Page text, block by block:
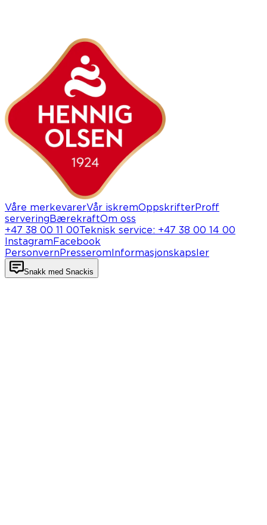
Våre merkevarerVår iskremOppskrifterProff
serveringBærekraftOm oss
+47 38 00 11 00Teknisk service: +47 38 00 14 00
InstagramFacebook
PersonvernPresseromInformasjonskapsler
Snakk med Snackis